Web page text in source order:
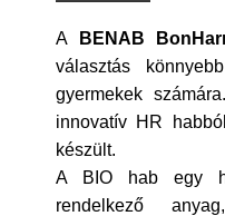
A BENAB
választás
gyermekek
innovatív HR
készült.
A BIO hab egy
rendelkező